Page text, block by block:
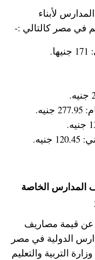
لأبناء
في مصر كالتالي :-
المدارس الخاصة
عن قيمة مصاريف
الدولية في مصر
وزارة التربية والتعليم